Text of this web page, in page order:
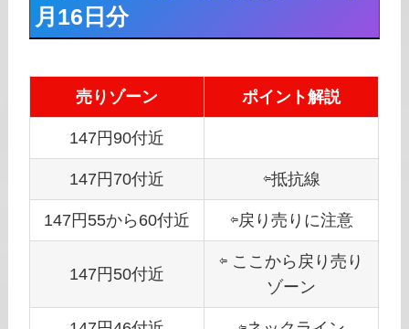
月16日分
売りゾーン ポイント解説
147円90付近
147円70付近 ⇦抵抗線
147円55から60付近 ⇦戻り売りに注意
147円50付近
⇦ ここから戻り売り
ゾーン